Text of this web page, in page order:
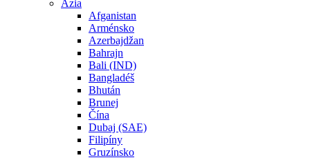
Ázia
Afganistan
Arménsko
Azerbajdžan
Bahrajn
Bali (IND)
Bangladéš
Bhután
Brunej
Čína
Dubaj (SAE)
Filipíny
Gruzínsko